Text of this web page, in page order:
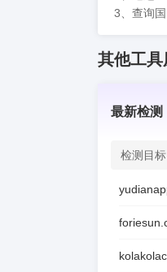
3、查询
其他工具
最新检测
检测目标